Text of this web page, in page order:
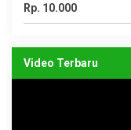
Rp. 10.000
Video Terbaru